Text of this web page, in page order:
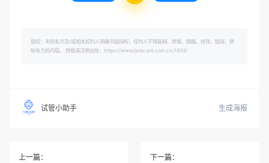
版权：未经有方及/或相关权利人明确书面授权，任何人不得复制、转载、摘编、修改、链接、转
帖有方的内容。 转载请注明出处：https://www.bobcare.com.cn/1933/
试管小助手 生成海报
上一篇：
下一篇：